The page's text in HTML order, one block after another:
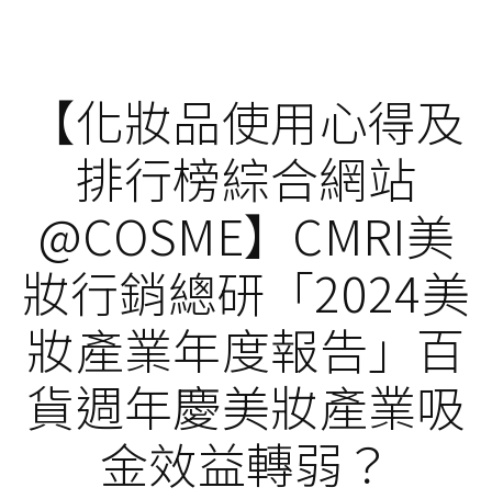
【化妝品使用心得及
排行榜綜合網站
@COSME】CMRI美
妝行銷總研「2024美
妝產業年度報告」百
貨週年慶美妝產業吸
金效益轉弱？